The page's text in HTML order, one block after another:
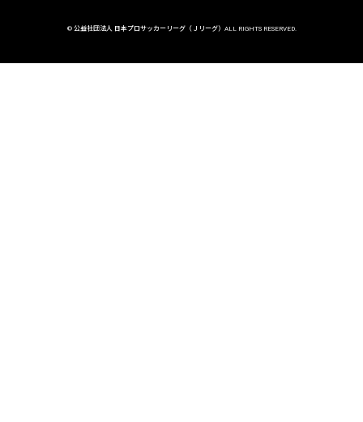
© 公益社団法人 日本プロサッカーリーグ（Ｊリーグ）ALL RIGHTS RESERVED.